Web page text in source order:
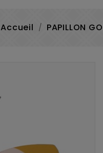
Accueil PAPILLON